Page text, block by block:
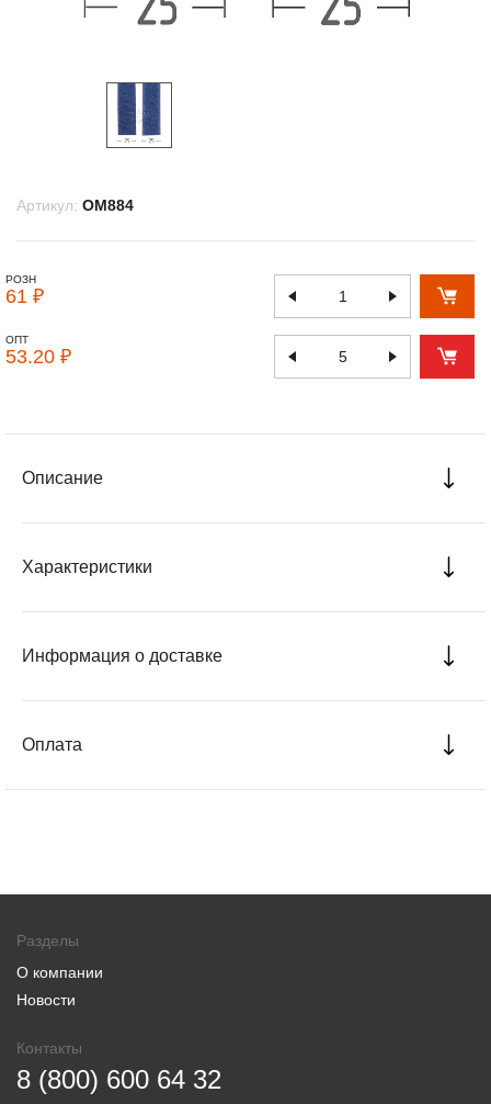
Артикул: OM884
РОЗН
61 ₽
ОПТ
53.20 ₽
Описание
Характеристики
Информация о доставке
Оплата
Разделы
О компании
Новости
Контакты
8 (800) 600 64 32